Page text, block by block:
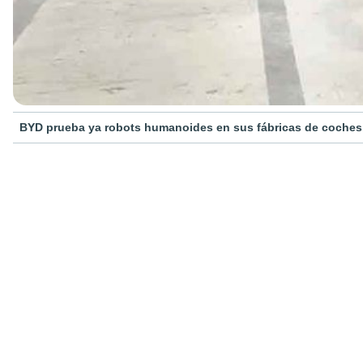
BYD prueba ya robots humanoides en sus fábricas de